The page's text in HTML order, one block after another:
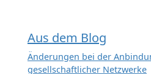
Aus dem Blog
Änderungen bei der
gesellschaftlicher Netzwerke